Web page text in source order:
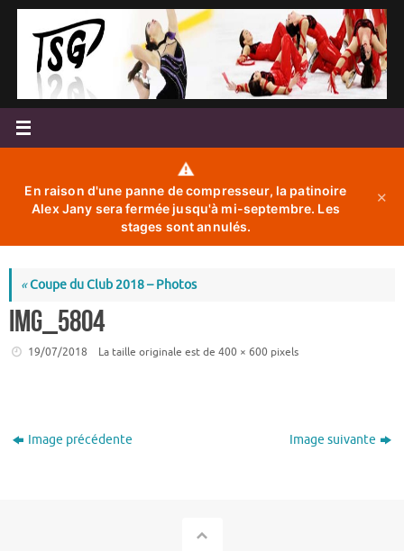
Passer
contenu
⚠️
En raison d'une panne de compresseur, la patinoire
Alex Jany sera fermée jusqu'à mi-septembre. Les
stages sont annulés.
✕
«Coupe du Club 2018 – Photos
IMG_5804
19/07/2018 La taille originale est de 400 × 600 pixels
Image précédente Image suivante